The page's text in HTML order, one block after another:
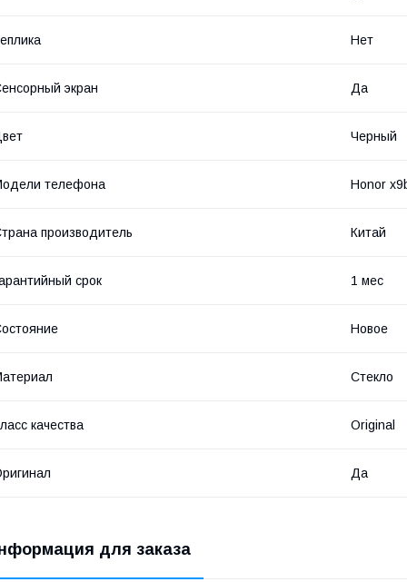
Нет
экран Да
Черный
телефона Honor
производитель Китай
срок 1 мес
Новое
Стекло
качества Original
Да
для заказа